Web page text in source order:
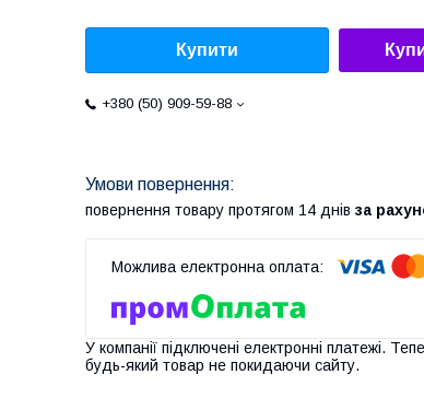
Купити
+380 (50) 909-59-88
повернення товару протягом 14 днів за
У компанії підключені електронні платежі.
будь-який товар не покидаючи сайту.